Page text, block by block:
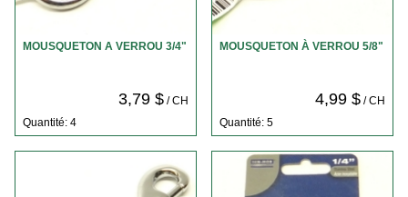
MOUSQUETON A VERROU 3/4"
3,79 $/ CH
Quantité: 4
MOUSQUETON À VERROU 5/8"
4,99 $/ CH
Quantité: 5